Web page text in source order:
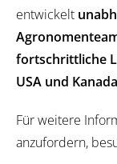
entwickelt
fortschrittliche
USA und
Für weitere
anzufordern,